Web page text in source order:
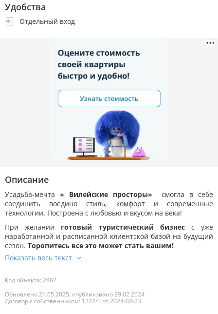
Удобства
Отдельный вход
Описание
Усадьба-мечта « Вилейские просторы» смогла в себе
соединить воедино стиль, комфорт и современные
технологии. Построена с любовью и вкусом на века!
При желании готовый туристический бизнесс уже
наработанной и расписанной клиентской базой на будущий
сезон. Торопитесь все это может стать вашим!
Код объекта: 2882
Обновлено 21.05.2025, опубликовано 29.02.2024
Договор с собственником: 1222/1 от 2024-02-23